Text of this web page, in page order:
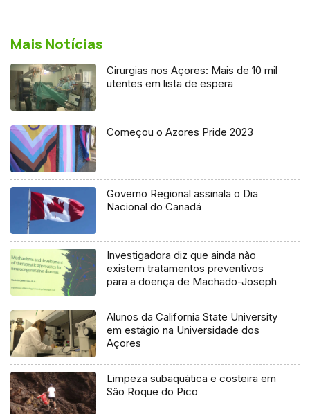
Mais Notícias
Cirurgias nos Açores: Mais de 10 mil
utentes em lista de espera
Começou o Azores Pride 2023
Governo Regional assinala o Dia
Nacional do Canadá
Investigadora diz que ainda não
existem tratamentos preventivos
para a doença de Machado-Joseph
Alunos da California State University
em estágio na Universidade dos
Açores
Limpeza subaquática e costeira em
São Roque do Pico